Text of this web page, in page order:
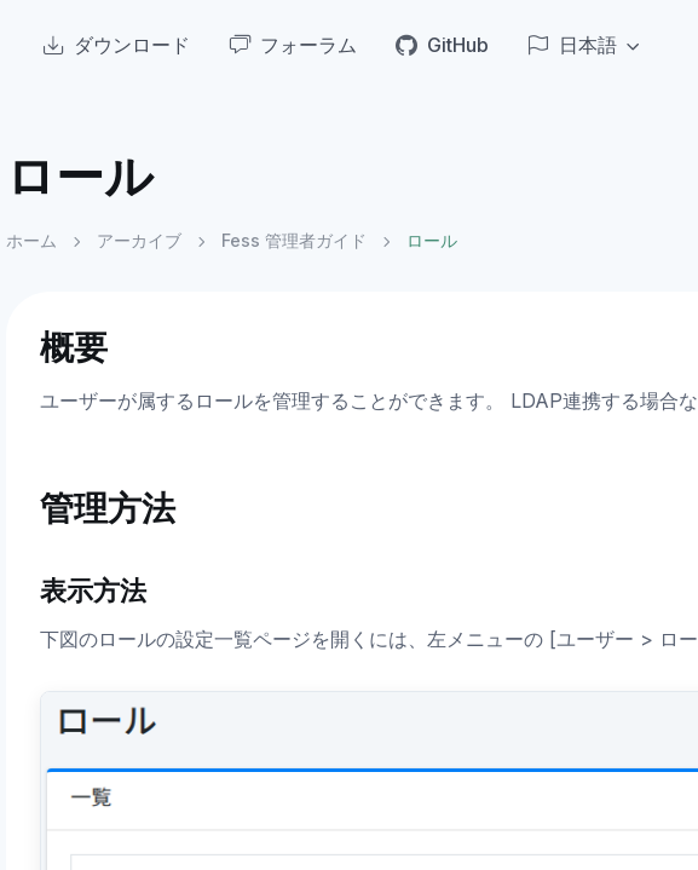
ダウンロード フォーラム GitHub 日本語
ロール
ホーム アーカイブ Fess 管理者ガイド ロール
概要
ユーザーが属するロールを管理することができます。 LDAP連携する場合
管理方法
表示方法
下図のロールの設定一覧ページを開くには、左メニューの [ユーザー > ロー